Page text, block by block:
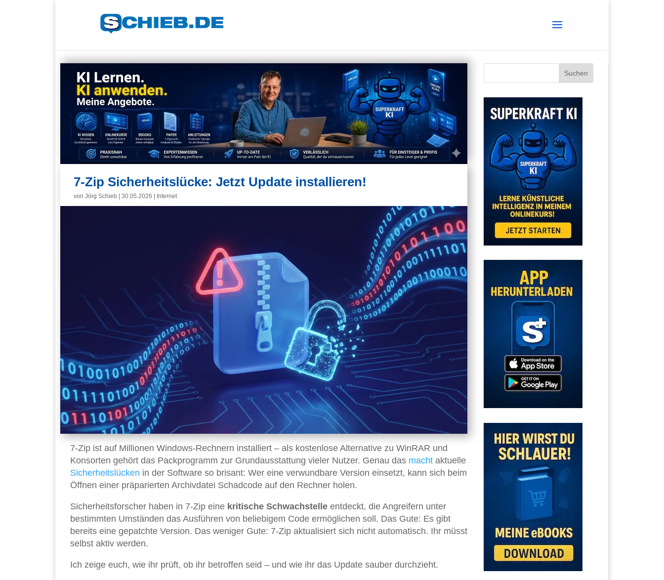
7-Zip Sicherheitslücke: Jetzt Update installieren!
von Jörg Schieb 30.05.2026 Internet
7-Zip ist auf Millionen Windows-Rechnern installiert – als kostenlose Alternative zu WinRAR und
Konsorten gehört das Packprogramm zur Grundausstattung vieler Nutzer. Genau das macht aktuelle
Sicherheitslücken in der Software so brisant: Wer eine verwundbare Version einsetzt, kann sich beim
Öffnen einer präparierten Archivdatei Schadcode auf den Rechner holen.
Sicherheitsforscher haben in 7-Zip eine kritische Schwachstelle entdeckt, die Angreifern unter
bestimmten Umständen das Ausführen von beliebigem Code ermöglichen soll. Das Gute: Es gibt
bereits eine gepatchte Version. Das weniger Gute: 7-Zip aktualisiert sich nicht automatisch. Ihr müsst
selbst aktiv werden.
Ich zeige euch, wie ihr prüft, ob ihr betroffen seid – und wie ihr das Update sauber durchzieht.